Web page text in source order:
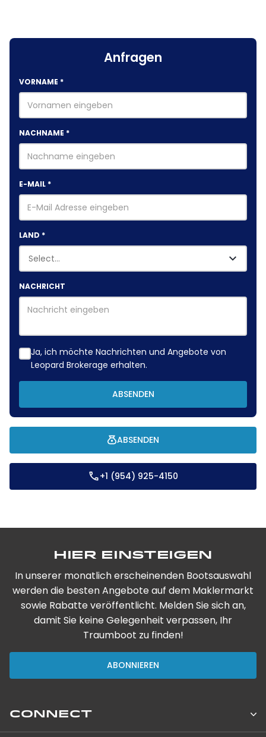
Anfragen
VORNAME *
NACHNAME *
E-MAIL *
LAND *
NACHRICHT
Ja, ich möchte Nachrichten und Angebote von
Leopard Brokerage erhalten.
ABSENDEN
ABSENDEN
+1 (954) 925-4150
Hier einsteigen
In unserer monatlich erscheinenden Bootsauswahl
werden die besten Angebote auf dem Maklermarkt
sowie Rabatte veröffentlicht. Melden Sie sich an,
damit Sie keine Gelegenheit verpassen, Ihr
Traumboot zu finden!
ABONNIEREN
CONNECT